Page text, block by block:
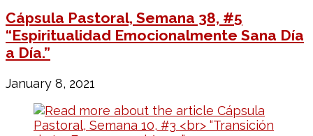
Cápsula Pastoral, Semana 38, #5
“Espiritualidad Emocionalmente Sana Día
a Día.”
January 8, 2021